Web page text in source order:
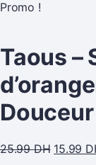
Promo !
Taous –
Douceur
25.99DH 15.99